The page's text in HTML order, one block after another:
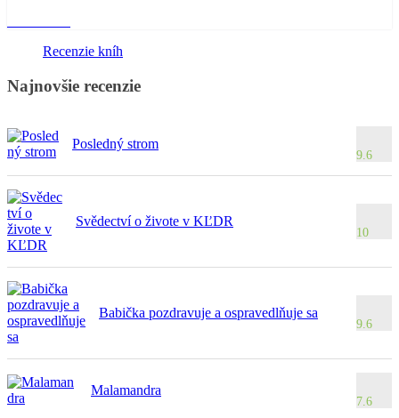
Recenzie kníh
Najnovšie recenzie
Posledný strom
9.6
Svědectví o živote v KĽDR
10
Babička pozdravuje a ospravedlňuje sa
9.6
Malamandra
7.6